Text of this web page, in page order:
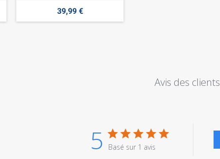
39,99 €
Avis des clients
5 Basé sur 1 avis